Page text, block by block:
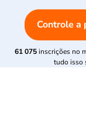
Controle a
61 075inscrições no
tudo isso